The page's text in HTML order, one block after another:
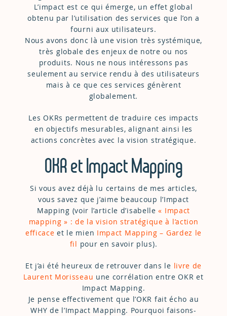
L’impact est ce qui émerge, un effet global
obtenu par l’utilisation des services que l’on a
fourni aux utilisateurs.
Nous avons donc là une vision très systémique,
très globale des enjeux de notre ou nos
produits. Nous ne nous intéressons pas
seulement au service rendu à des utilisateurs
mais à ce que ces services génèrent
globalement.
Les OKRs permettent de traduire ces impacts
en objectifs mesurables, alignant ainsi les
actions concrètes avec la vision stratégique.
OKR et Impact Mapping
Si vous avez déjà lu certains de mes articles,
vous savez que j’aime beaucoup l’Impact
Mapping (voir l’article d’isabelle« Impact
mapping » : de la vision stratégique à l’action
efficace et le mien Impact Mapping – Gardez le
fil pour en savoir plus).
Et j’ai été heureux de retrouver dans le livre de
Laurent Morisseau une corrélation entre OKR et
Impact Mapping.
Je pense effectivement que l’OKR fait écho au
WHY de l’Impact Mapping. Pourquoi faisons-